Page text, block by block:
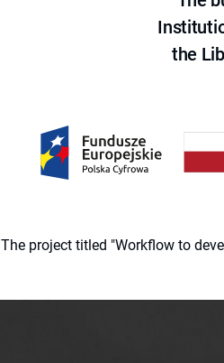
the
The project titled "Workflow to